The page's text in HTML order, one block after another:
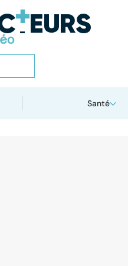
Santé